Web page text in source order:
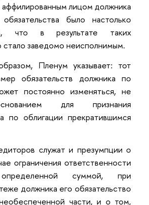
аффилированным лицом должника
было настолько
что в результате таких
заведомо неисполнимым.
Пленум указывает: тот
обязательств должника по
постоянно изменяться, не
для признания
по облигации прекратившимся
служат и презумпции о
ограничения ответственности
суммой, при
должника его обязательство
части, и о том,